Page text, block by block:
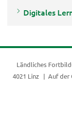
Digitales
Ländliches
4021 Linz
Auf der